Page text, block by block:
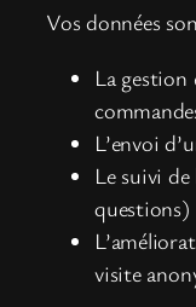
Vos données
La gestion
L’envoi
Le suivi
questions)
visite